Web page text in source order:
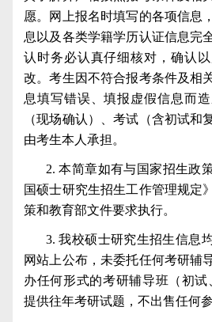
愿。网上报名时填写的各项信息
息以及各类学籍学历认证信息完
认时务必认真仔细核对，确认
改。考生因不符合报考条件及相
息填写错误、填报虚假信息而
（现场确认）、考试（含初试和
由考生本人承担。
2.本简章如有与国家招生政
国硕士研究生招生工作管理规定
策和教育部文件要求执行。
3.我校硕士研究生招生信息
网站上公布，未委托任何考研辅
办任何形式的考研辅导班（初
提供往年考研试题，不出售任何参